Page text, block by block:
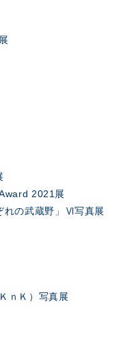
2021展
れの武蔵野」Ⅵ写真展
ｎＫ）写真展